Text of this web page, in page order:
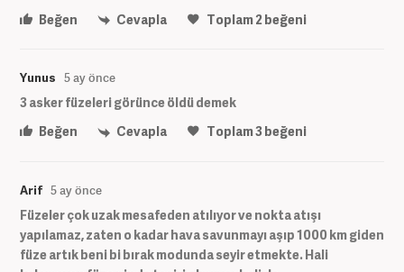
Beğen
Cevapla Toplam2beğeni
Yunus 5 ay önce
3 asker füzeleri görünce öldü demek
Beğen
Cevapla Toplam3beğeni
Arif 5 ay önce
Füzeler çok uzak mesafeden atılıyor ve nokta atışı
yapılamaz, zaten o kadar hava savunmayı aşıp 1000 km giden
füze artık beni bi bırak modunda seyir etmekte. Hali